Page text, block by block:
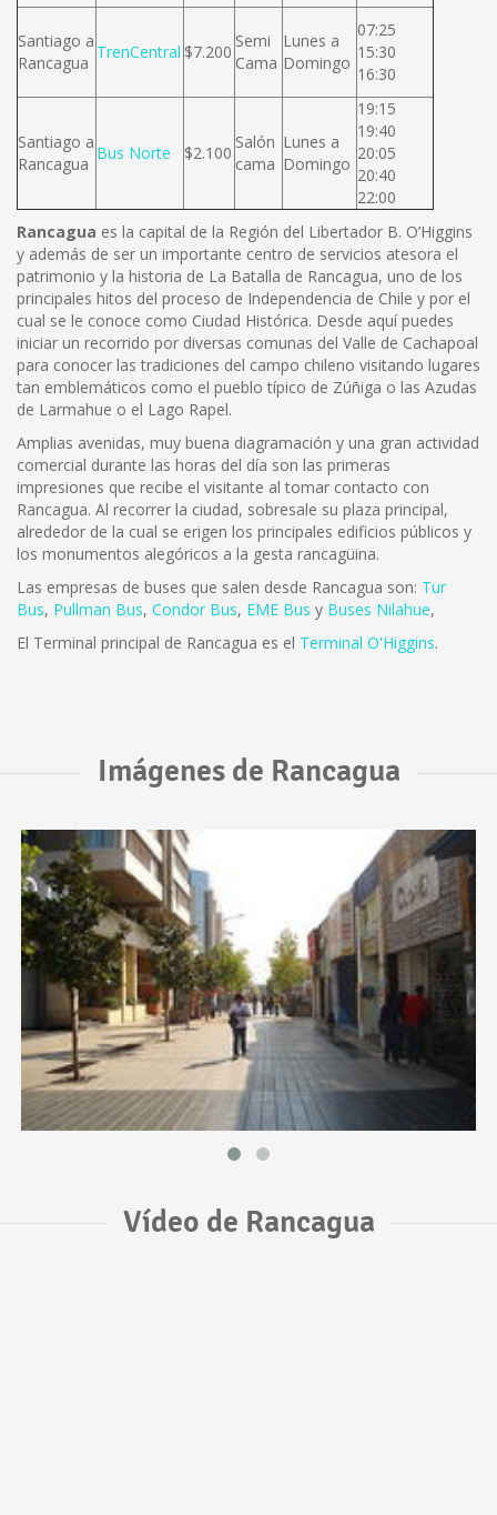
Santiago a
Rancagua
TrenCentral $7.200
Semi
Cama
Lunes a
Domingo
07:25
15:30
16:30
Santiago a
Rancagua
Bus Norte $2.100
Salón
cama
Lunes a
Domingo
19:15
19:40
20:05
20:40
22:00
Rancagua es la capital de la Región del Libertador B. O’Higgins
y además de ser un importante centro de servicios atesora el
patrimonio y la historia de La Batalla de Rancagua, uno de los
principales hitos del proceso de Independencia de Chile y por el
cual se le conoce como Ciudad Histórica. Desde aquí puedes
iniciar un recorrido por diversas comunas del Valle de Cachapoal
para conocer las tradiciones del campo chileno visitando lugares
tan emblemáticos como el pueblo típico de Zúñiga o las Azudas
de Larmahue o el Lago Rapel.
Amplias avenidas, muy buena diagramación y una gran actividad
comercial durante las horas del día son las primeras
impresiones que recibe el visitante al tomar contacto con
Rancagua. Al recorrer la ciudad, sobresale su plaza principal,
alrededor de la cual se erigen los principales edificios públicos y
los monumentos alegóricos a la gesta rancagüina.
Las empresas de buses que salen desde Rancagua son: Tur
Bus, Pullman Bus, Condor Bus, EME Bus y Buses Nilahue,
El Terminal principal de Rancagua es el Terminal O'Higgins.
Imágenes de Rancagua
Vídeo de Rancagua